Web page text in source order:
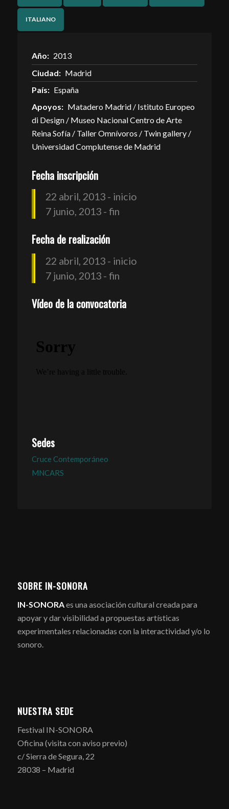
ITALIANO
Año: 2013
Ciudad: Madrid
País: España
Apoyos: Matadero Madrid / Istituto Europeo
di Design / Museo Nacional Centro de Arte
Reina Sofía / Taller Omnívoros / Twin gallery /
Universidad Complutense de Madrid
Fecha inscripción
22 abril, 2013 - inicio
7 junio, 2013 - fin
Fecha de realización
22 abril, 2013 - inicio
7 junio, 2013 - fin
Vídeo de la convocatoria
Sedes
Cruce Contemporáneo
MNCARS
SOBRE IN-SONORA
IN-SONORAes una asociación cultural creada para
apoyar y dar visibilidad a propuestas artísticas
experimentales relacionadas con la interactividad y/o lo
sonoro.
NUESTRA SEDE
Festival IN-SONORA
Oficina (visita con aviso previo)
c/ Sierra de Segura, 22
28038 – Madrid